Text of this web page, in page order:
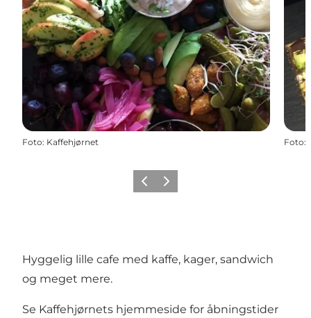
Foto: Kaffehjørnet Foto:
ForrigeNæste
Hyggelig lille cafe med kaffe, kager, sandwich
og meget mere.
Se Kaffehjørnets hjemmeside for åbningstider